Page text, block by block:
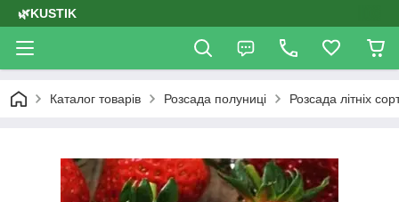
🌿KUSTIK
Каталог товарів Розсада полуниці Розсада літніх